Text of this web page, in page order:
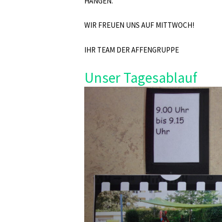
WIR FREUEN UNS AUF MITTWOCH!
IHR TEAM DER AFFENGRUPPE
Unser Tagesablauf